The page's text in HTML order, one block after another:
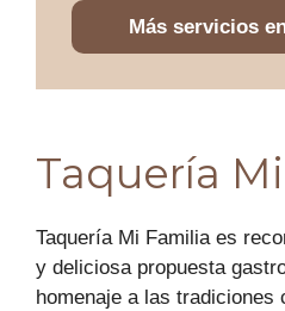
Más servicios
Taquería
Taquería Mi Familia es
y deliciosa propuesta
homenaje a las tradiciones